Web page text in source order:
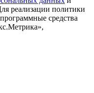
реализации политики
средства